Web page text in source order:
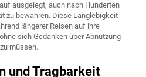
ausgelegt, auch nach Hunderten
zu bewahren. Diese Langlebigkeit
längerer Reisen auf ihre
sich Gedanken über Abnutzung
müssen.
und Tragbarkeit